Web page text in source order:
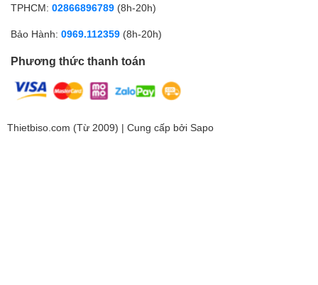
TPHCM: 02866896789 (8h-20h)
Bảo Hành: 0969.112359 (8h-20h)
Phương thức thanh toán
Thietbiso.com (Từ 2009) | Cung cấp bởi Sapo